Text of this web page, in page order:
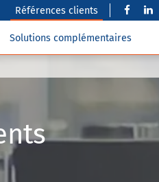
Références clients
Solutions complémentaires